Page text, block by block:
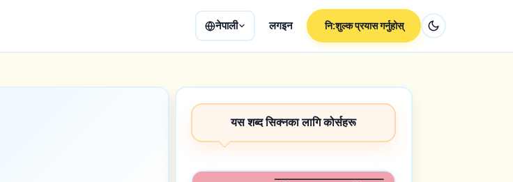
नेपाली लगइन नि:शुल्क प्रयास गर्नुहोस्
यस शब्द सिक्नका लागि कोर्सहरू